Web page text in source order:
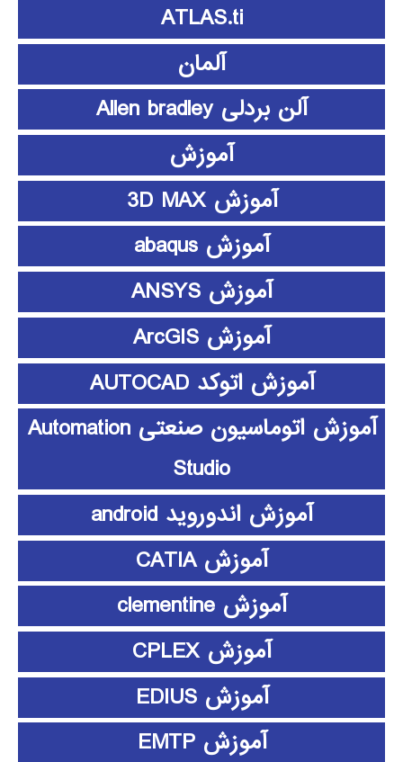
ATLAS.ti
آلمان
آلن بردلی Allen bradley
آموزش
آموزش 3D MAX
آموزش abaqus
آموزش ANSYS
آموزش ArcGIS
آموزش اتوکد AUTOCAD
آموزش اتوماسیون صنعتی Automation
Studio
آموزش اندوروید android
آموزش CATIA
آموزش clementine
آموزش CPLEX
آموزش EDIUS
آموزش EMTP